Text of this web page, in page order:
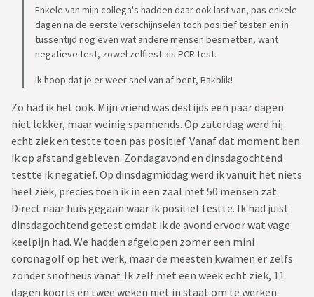
Enkele van mijn collega's hadden daar ook last van, pas enkele
dagen na de eerste verschijnselen toch positief testen en in
tussentijd nog even wat andere mensen besmetten, want
negatieve test, zowel zelftest als PCR test.
Ik hoop dat je er weer snel van af bent, Bakblik!
Zo had ik het ook. Mijn vriend was destijds een paar dagen
niet lekker, maar weinig spannends. Op zaterdag werd hij
echt ziek en testte toen pas positief. Vanaf dat moment ben
ik op afstand gebleven. Zondagavond en dinsdagochtend
testte ik negatief. Op dinsdagmiddag werd ik vanuit het niets
heel ziek, precies toen ik in een zaal met 50 mensen zat.
Direct naar huis gegaan waar ik positief testte. Ik had juist
dinsdagochtend getest omdat ik de avond ervoor wat vage
keelpijn had. We hadden afgelopen zomer een mini
coronagolf op het werk, maar de meesten kwamen er zelfs
zonder snotneus vanaf. Ik zelf met een week echt ziek, 11
dagen koorts en twee weken niet in staat om te werken.